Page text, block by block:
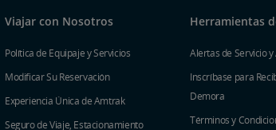
Viajar con Nosotros
Política de Equipaje y Servicios
Modificar Su Reservación
Experiencia Única de Amtrak
Seguro de Viaje, Estacionamiento
Herramientas
Alertas de Servicio y
Inscríbase para
Demora
Términos y